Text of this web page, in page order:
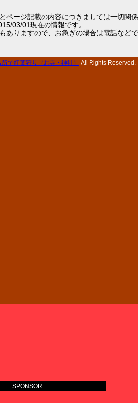
ページ記載の内容につきましては一切関係
03/01現在の情報です。
ありますので、お急ぎの場合は電話などで
所で紅葉狩り（お寺・神社） All Rights Reserved.
SPONSOR